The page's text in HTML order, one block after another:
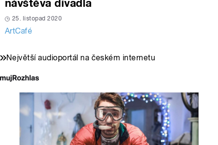
návštěva divadla
25. listopad 2020
ArtCafé
Největší audioportál na českém internetu